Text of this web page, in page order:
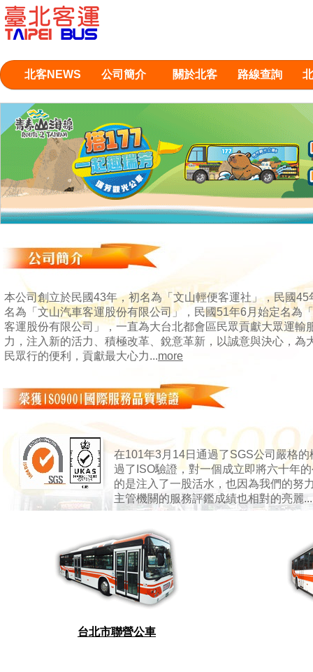
北客NEWS 公司簡介 關於北客 路線查詢
本公司創立於民國43年，初名為「文山輕便客運社」，民國45
名為「文山汽車客運股份有限公司」，民國51年6月始定名為
客運股份有限公司」，一直為大台北都會區民眾貢獻大眾運輸
力，注入新的活力、積極改革、銳意革新，以誠意與決心，為
民眾行的便利，貢獻最大心力...more
在101年3月14日通過了SGS公司嚴格的
過了ISO驗證，對一個成立即將六十年
的是注入了一股活水，也因為我們的努
主管機關的服務評鑑成績也相對的亮麗...
台北市聯營公車